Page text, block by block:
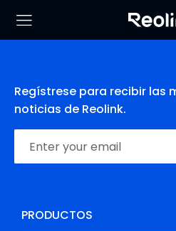
Regístrese para recibir las
noticias de Reolink.
PRODUCTOS